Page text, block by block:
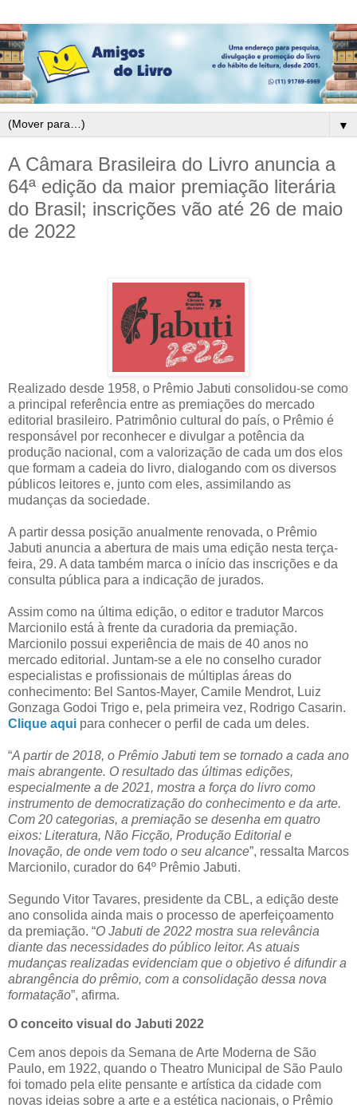
▼
A Câmara Brasileira do Livro anuncia a
64ª edição da maior premiação literária
do Brasil; inscrições vão até 26 de maio
de 2022
Realizado desde 1958, o Prêmio Jabuti consolidou-se como
a principal referência entre as premiações do mercado
editorial brasileiro. Patrimônio cultural do país, o Prêmio é
responsável por reconhecer e divulgar a potência da
produção nacional, com a valorização de cada um dos elos
que formam a cadeia do livro, dialogando com os diversos
públicos leitores e, junto com eles, assimilando as
mudanças da sociedade.
A partir dessa posição anualmente renovada, o Prêmio
Jabuti anuncia a abertura de mais uma edição nesta terça-
feira, 29. A data também marca o início das inscrições e da
consulta pública para a indicação de jurados.
Assim como na última edição, o editor e tradutor Marcos
Marcionilo está à frente da curadoria da premiação.
Marcionilo possui experiência de mais de 40 anos no
mercado editorial. Juntam-se a ele no conselho curador
especialistas e profissionais de múltiplas áreas do
conhecimento: Bel Santos-Mayer, Camile Mendrot, Luiz
Gonzaga Godoi Trigo e, pela primeira vez, Rodrigo Casarin.
Clique aqui para conhecer o perfil de cada um deles.
“A partir de 2018, o Prêmio Jabuti tem se tornado a cada ano
mais abrangente. O resultado das últimas edições,
especialmente a de 2021, mostra a força do livro como
instrumento de democratização do conhecimento e da arte.
Com 20 categorias, a premiação se desenha em quatro
eixos: Literatura, Não Ficção, Produção Editorial e
Inovação, de onde vem todo o seu alcance”, ressalta Marcos
Marcionilo, curador do 64º Prêmio Jabuti.
Segundo Vitor Tavares, presidente da CBL, a edição deste
ano consolida ainda mais o processo de aperfeiçoamento
da premiação. “O Jabuti de 2022 mostra sua relevância
diante das necessidades do público leitor. As atuais
mudanças realizadas evidenciam que o objetivo é difundir a
abrangência do prêmio, com a consolidação dessa nova
formatação”, afirma.
O conceito visual do Jabuti 2022
Cem anos depois da Semana de Arte Moderna de São
Paulo, em 1922, quando o Theatro Municipal de São Paulo
foi tomado pela elite pensante e artística da cidade com
novas ideias sobre a arte e a estética nacionais, o Prêmio